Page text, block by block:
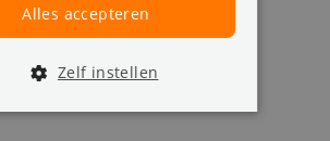
Super full hd resolutie:
2304x1296
Geschikt voor:buitenshuis
62,99
Alles accepteren
Zelf instellen